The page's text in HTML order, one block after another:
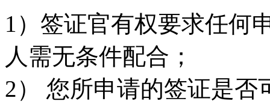
1）签证官有权要求任何
人需无条件配合；
2） 您所申请的签证是